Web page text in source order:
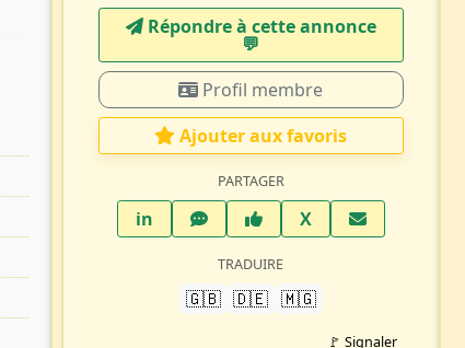
Répondre à cette annonce
💬​
Profil membre
Ajouter aux favoris
PARTAGER
inLinkedInWhatsAppFacebook
XTwitter X
TRADUIRE
🇬🇧 🇩🇪 🇲🇬
🚩 Signaler